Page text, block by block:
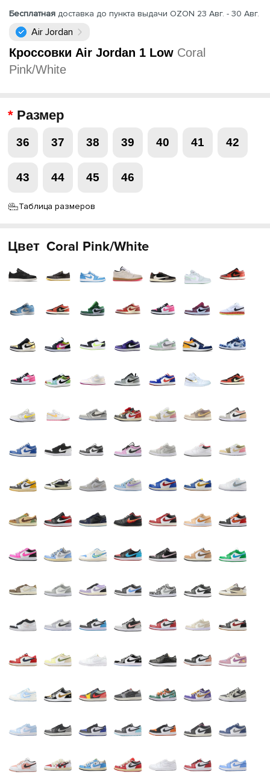
Бесплатная доставка до пункта выдачи OZON 23 Авг. - 30 Авг.
Air Jordan
Кроссовки Air Jordan 1 Low Coral
Pink/White
Размер
36 37 38 39 40 41 42
43 44 45 46
Таблица размеров
Цвет Coral Pink/White